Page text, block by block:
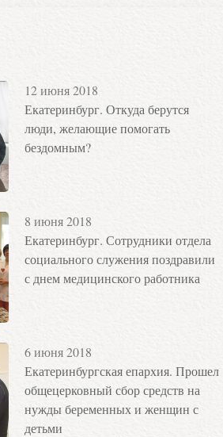
12 июня 2018
Екатеринбург. Откуда берутся
люди, желающие помогать
бездомным?
8 июня 2018
Екатеринбург. Сотрудники отдела
социального служения поздравили
с днем медицинского работника
6 июня 2018
Екатеринбургская епархия. Прошел
общецерковный сбор средств на
нужды беременных и женщин с
детьми